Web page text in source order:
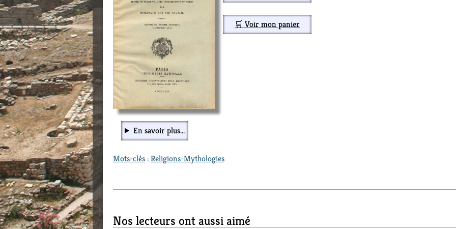
🛒 Voir mon panier
En savoir plus...
Mots-clés:Religions-Mythologies
Nos lecteurs ont aussi aimé